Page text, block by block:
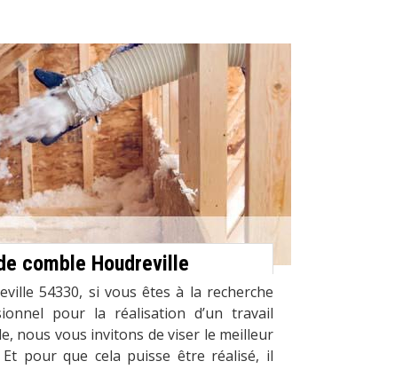
comble Houdreville
54330, si vous êtes à la recherche
pour la réalisation d’un travail
nous vous invitons de viser le meilleur
pour que cela puisse être réalisé, il